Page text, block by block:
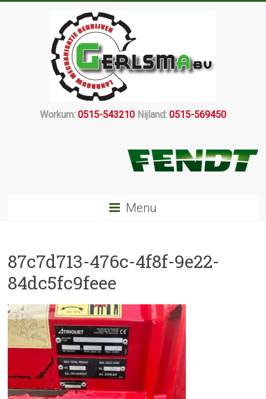
Workum: 0515-543210Nijland: 0515-569450
Menu
87c7d713-476c-4f8f-9e22-
84dc5fc9feee